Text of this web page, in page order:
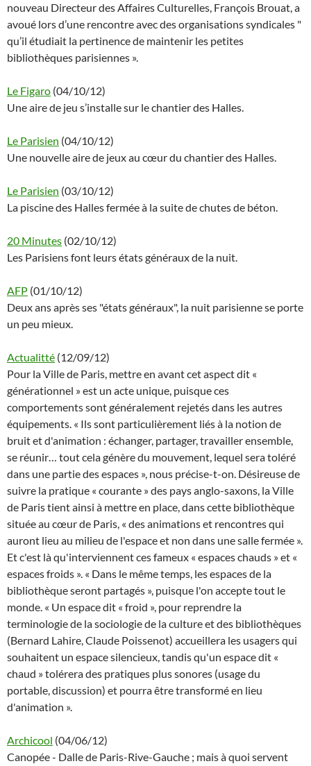
nouveau Directeur des Affaires Culturelles, François Brouat, a
avoué lors d’une rencontre avec des organisations syndicales "
qu’il étudiait la pertinence de maintenir les petites
bibliothèques parisiennes ».
Le Figaro (04/10/12)
Une aire de jeu s’installe sur le chantier des Halles.
Le Parisien (04/10/12)
Une nouvelle aire de jeux au cœur du chantier des Halles.
Le Parisien (03/10/12)
La piscine des Halles fermée à la suite de chutes de béton.
20 Minutes (02/10/12)
Les Parisiens font leurs états généraux de la nuit.
AFP (01/10/12)
Deux ans après ses "états généraux", la nuit parisienne se porte
un peu mieux.
Actualitté (12/09/12)
Pour la Ville de Paris, mettre en avant cet aspect dit «
générationnel » est un acte unique, puisque ces
comportements sont généralement rejetés dans les autres
équipements. « Ils sont particulièrement liés à la notion de
bruit et d'animation : échanger, partager, travailler ensemble,
se réunir… tout cela génère du mouvement, lequel sera toléré
dans une partie des espaces », nous précise-t-on. Désireuse de
suivre la pratique « courante » des pays anglo-saxons, la Ville
de Paris tient ainsi à mettre en place, dans cette bibliothèque
située au cœur de Paris, « des animations et rencontres qui
auront lieu au milieu de l'espace et non dans une salle fermée ».
Et c'est là qu'interviennent ces fameux « espaces chauds » et «
espaces froids ». « Dans le même temps, les espaces de la
bibliothèque seront partagés », puisque l'on accepte tout le
monde. « Un espace dit « froid », pour reprendre la
terminologie de la sociologie de la culture et des bibliothèques
(Bernard Lahire, Claude Poissenot) accueillera les usagers qui
souhaitent un espace silencieux, tandis qu'un espace dit «
chaud » tolérera des pratiques plus sonores (usage du
portable, discussion) et pourra être transformé en lieu
d'animation ».
Archicool (04/06/12)
Canopée - Dalle de Paris-Rive-Gauche ; mais à quoi servent